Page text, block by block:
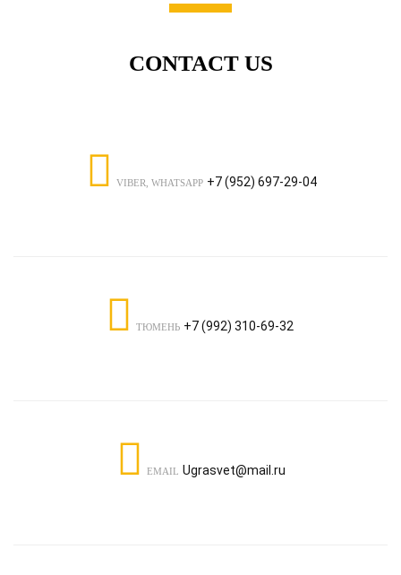
CONTACT US
VIBER, WHATSAPP +7 (952) 697-29-04
ТЮМЕНЬ +7 (992) 310-69-32
EMAIL Ugrasvet@mail.ru